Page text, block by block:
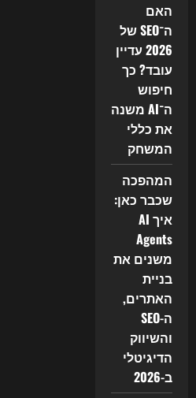
האם
ה־SEO של
2026 עדיין
עובד? כך
חיפוש
ה־AI משנה
את כללי
המשחק
המהפכה
שכבר כאן:
איך AI
Agents
משנים את
בניית
האתרים,
ה-SEO
והשיווק
הדיגיטלי
ב-2026